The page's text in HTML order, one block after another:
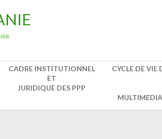
CADRE INSTITUTIONNEL
ET
JURIDIQUE DES PPP
CYCLE DE VIE
MULTIMEDIA